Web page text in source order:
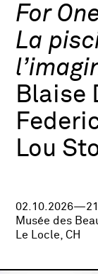
For
La
Blaise
Lou
Musée des
Le Locle, CH